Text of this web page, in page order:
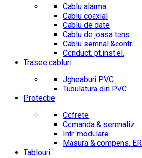
Cablu alarma
Cablu coaxial
Cablu de date
Cablu de joasa tens.
Cablu semnal.&contr.
Conduct. pt.inst.el.
Trasee cabluri
Jgheaburi PVC
Tubulatura din PVC
Protectie
Cofrete
Comanda & semnaliz.
Intr. modulare
Masura & compens. ER
Tablouri